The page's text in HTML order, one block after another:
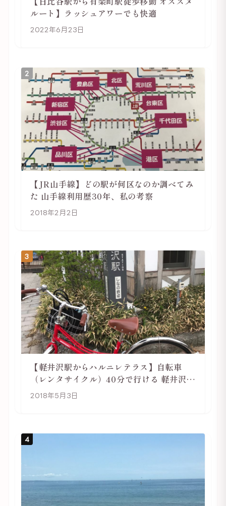
ルート】ラッシュアワーでも快適
2022年6月23日
2
【JR山手線】どの駅が何区なのか調べてみ
た 山手線利用歴30年、私の考察
2018年2月2日
3
【軽井沢駅からハルニレテラス】自転車
（レンタサイクル）40分で行ける 軽井沢旅
行は自転車利用がおススメ
2018年5月3日
4